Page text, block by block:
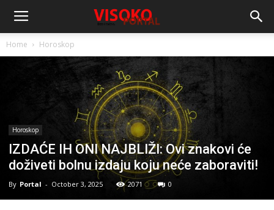
Home Horoskop
Horoskop
IZDAĆE IH ONI NAJBLIŽI: Ovi znakovi će
doživeti bolnu izdaju koju neće zaboraviti!
By Portal - October 3, 2025 2071 0